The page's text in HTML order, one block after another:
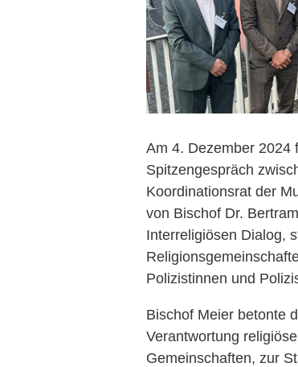
Am 4. Dezember 2024
Spitzengespräch
Koordinationsrat der
von Bischof Dr.
Interreligiösen Dialog,
Polizistinnen und
Bischof Meier betonte
Verantwortung
Gemeinschaften, zur